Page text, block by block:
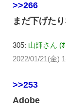
>>266
まだ下げた
305: 山師さん (
2022/01/21(金)
>>253
Adobe